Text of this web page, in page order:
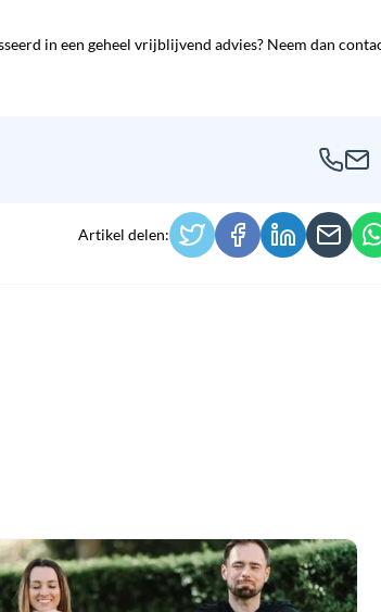
in een geheel vrijblijvend advies? Neem dan
Artikel delen: